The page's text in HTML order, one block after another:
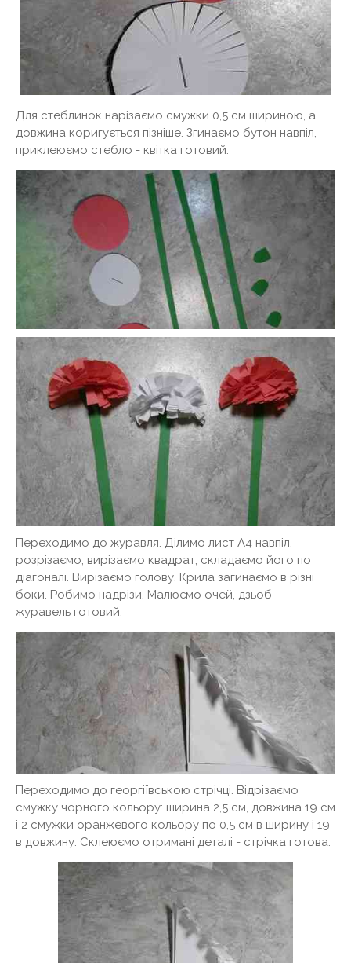
Для стеблинок нарізаємо смужки 0,5 см шириною, а
довжина коригується пізніше. Згинаємо бутон навпіл,
приклеюємо стебло - квітка готовий.
Переходимо до журавля. Ділимо лист А4 навпіл,
розрізаємо, вирізаємо квадрат, складаємо його по
діагоналі. Вирізаємо голову. Крила загинаємо в різні
боки. Робимо надрізи. Малюємо очей, дзьоб -
журавель готовий.
Переходимо до георгіївською стрічці. Відрізаємо
смужку чорного кольору: ширина 2,5 см, довжина 19 см
і 2 смужки оранжевого кольору по 0,5 см в ширину і 19
в довжину. Склеюємо отримані деталі - стрічка готова.